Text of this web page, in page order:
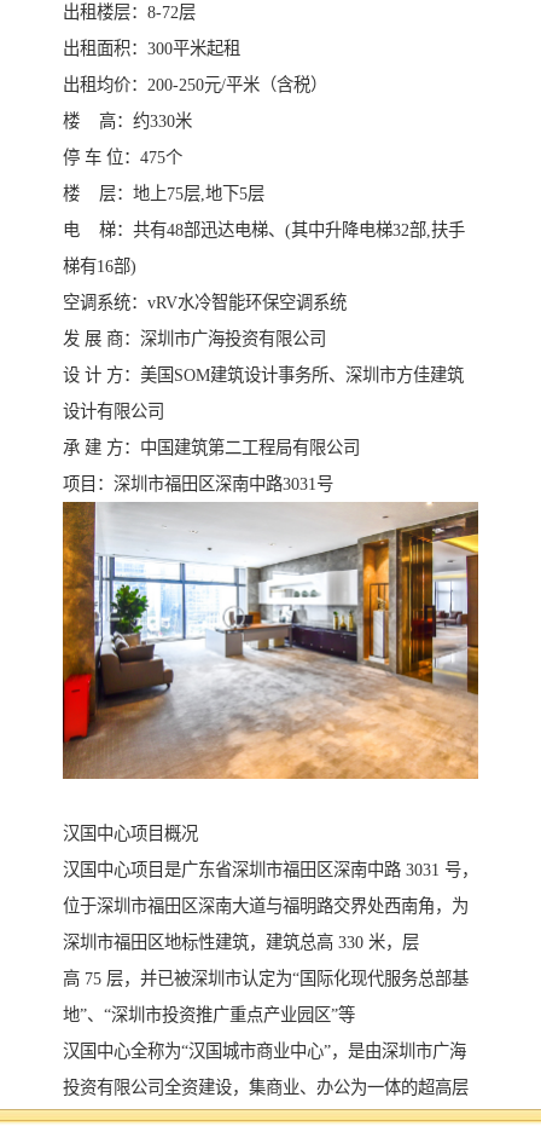
出租楼层：8-72层
出租面积：300平米起租
出租均价：200-250元/平米（含税）
楼 高：约330米
停 车 位：475个
楼 层：地上75层,地下5层
电 梯：共有48部迅达电梯、(其中升降电梯32部,扶手
梯有16部)
空调系统：vRV水冷智能环保空调系统
发 展 商：深圳市广海投资有限公司
设 计 方：美国SOM建筑设计事务所、深圳市方佳建筑
设计有限公司
承 建 方：中国建筑第二工程局有限公司
项目：深圳市福田区深南中路3031号
汉国中心项目概况
汉国中心项目是广东省深圳市福田区深南中路 3031 号，
位于深圳市福田区深南大道与福明路交界处西南角，为
深圳市福田区地标性建筑，建筑总高 330 米，层
高 75 层，并已被深圳市认定为“国际化现代服务总部基
地”、“深圳市投资推广重点产业园区”等
汉国中心全称为“汉国城市商业中心”，是由深圳市广海
投资有限公司全资建设，集商业、办公为一体的超高层